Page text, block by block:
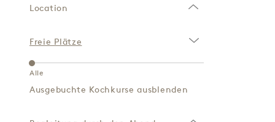
Location
Freie Plätze
Alle
Ausgebuchte Kochkurse ausblenden